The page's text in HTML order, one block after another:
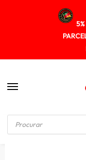
Início / FECHADO